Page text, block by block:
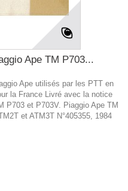
Ape TM P703...
Ape utilisés par les PTT en
la France Livré avec la notice
P703 et P703V. Piaggio Ape TM
et ATM3T N°405355, 1984